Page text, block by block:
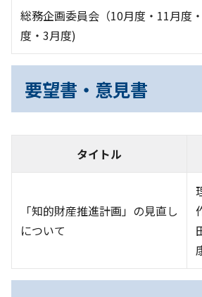
総務企画委員会（10月度・11月度
度・3月度)
要望書・意見書
タイトル
「知的財産推進計画」の見直し
について